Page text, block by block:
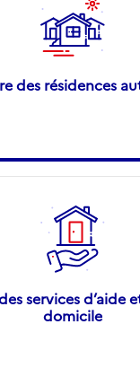
des résidences
services d’aide
domicile